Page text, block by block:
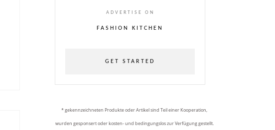
ADVERTISE ON
FASHION KITCHEN
GET STARTED
* gekennzeichneten Produkte oder Artikel sind Teil einer Kooperation,
wurden gesponsert oder kosten- und bedingungslos zur Verfügung gestellt.